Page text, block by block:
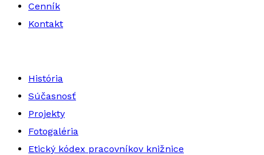
Cenník
Kontakt
História
Súčasnosť
Projekty
Fotogaléria
Etický kódex pracovníkov knižnice